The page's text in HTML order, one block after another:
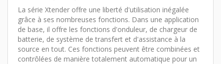
La série Xtender offre une liberté d'utilisation inégalée
grâce à ses nombreuses fonctions. Dans une application
de base, il offre les fonctions d'onduleur, de chargeur de
batterie, de système de transfert et d'assistance à la
source en tout. Ces fonctions peuvent être combinées et
contrôlées de manière totalement automatique pour un